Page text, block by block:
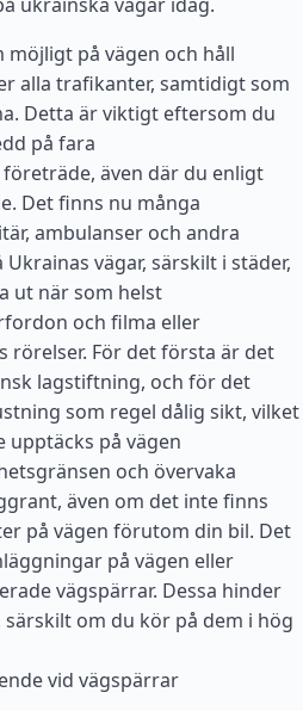
möjligt på vägen och håll
alla trafikanter, samtidigt som
Detta är viktigt eftersom du
på fara
även där du enligt
Det finns nu många
ambulanser och andra
vägar, särskilt i städer,
ut när som helst
och filma eller
rörelser. För det första är det
lagstiftning, och för det
som regel dålig sikt, vilket
upptäcks på vägen
och övervaka
även om det inte finns
på vägen förutom din bil. Det
på vägen eller
vägspärrar. Dessa hinder
särskilt om du kör på dem i hög
vid vägspärrar